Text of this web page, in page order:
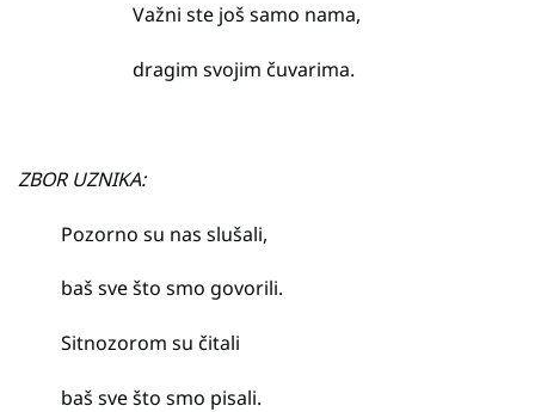
Važni ste još samo nama,
dragim svojim čuvarima.
ZBOR UZNIKA:
Pozorno su nas slušali,
baš sve što smo govorili.
Sitnozorom su čitali
baš sve što smo pisali.